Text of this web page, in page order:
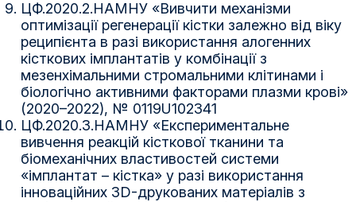
ЦФ.2020.2.НАМНУ «Вивчити механізми
оптимізації регенерації кістки залежно від віку
реципієнта в разі використання алогенних
кісткових імплантатів у комбінації з
мезенхімальними стромальними клітинами і
біологічно активними факторами плазми крові»
(2020–2022), № 0119U102341
ЦФ.2020.3.НАМНУ «Експериментальне
вивчення реакцій кісткової тканини та
біомеханічних властивостей системи
«імплантат – кістка» у разі використання
інноваційних 3D-друкованих матеріалів з